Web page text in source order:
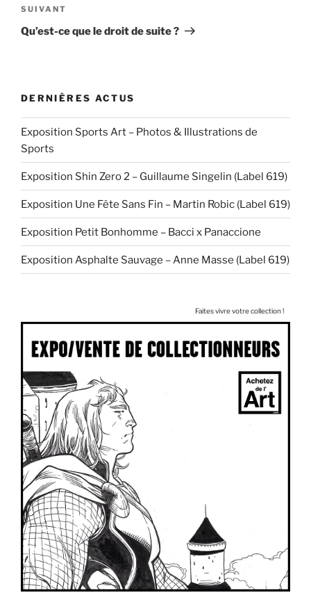
Article
suivant
SUIVANT
Qu’est-ce que le droit de suite ?
DERNIÈRES ACTUS
Exposition Sports Art – Photos & Illustrations de
Sports
Exposition Shin Zero 2 – Guillaume Singelin (Label 619)
Exposition Une Fête Sans Fin – Martin Robic (Label 619)
Exposition Petit Bonhomme – Bacci x Panaccione
Exposition Asphalte Sauvage – Anne Masse (Label 619)
Faites vivre votre collection !